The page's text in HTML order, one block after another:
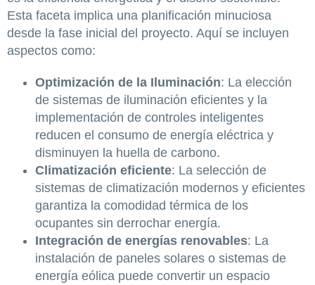
Esta faceta implica una planificación minuciosa
desde la fase inicial del proyecto. Aquí se incluyen
aspectos como:
Optimización de la Iluminación: La elección
de sistemas de iluminación eficientes y la
implementación de controles inteligentes
reducen el consumo de energía eléctrica y
disminuyen la huella de carbono.
Climatización eficiente: La selección de
sistemas de climatización modernos y eficientes
garantiza la comodidad térmica de los
ocupantes sin derrochar energía.
Integración de energías renovables: La
instalación de paneles solares o sistemas de
energía eólica puede convertir un espacio